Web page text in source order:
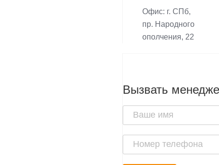
Офис: г. СПб,
пр. Народного
ополчения, 22
Вызвать